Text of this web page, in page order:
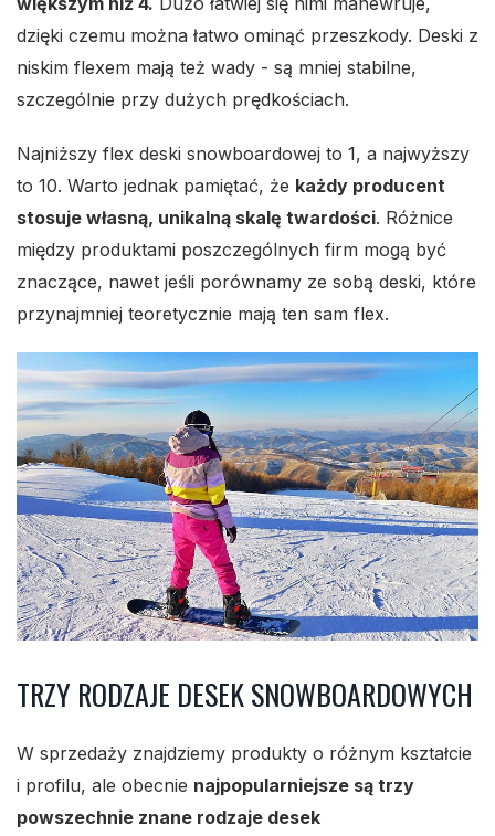
dzięki czemu można łatwo ominąć przeszkody. Deski z
niskim flexem mają też wady - są mniej stabilne,
szczególnie przy dużych prędkościach.
Najniższy flex deski snowboardowej to 1, a najwyższy
to 10. Warto jednak pamiętać, że każdy producent
stosuje własną, unikalną skalę twardości. Różnice
między produktami poszczególnych firm mogą być
znaczące, nawet jeśli porównamy ze sobą deski, które
przynajmniej teoretycznie mają ten sam flex.
TRZY RODZAJE DESEK SNOWBOARDOWYCH
W sprzedaży znajdziemy produkty o różnym kształcie
i profilu, ale obecnie najpopularniejsze są trzy
powszechnie znane rodzaje desek